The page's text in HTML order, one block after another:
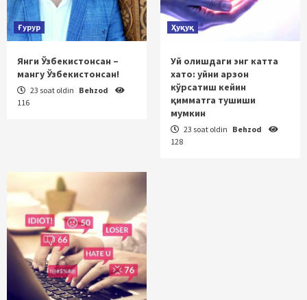
Ғурур
Янги Ўзбекистонсан –
мангу Ўзбекистонсан!
23 soat oldin Behzod
116
Ҳуқуқ
Уй олишдаги энг катта
хато: уйни арзон
кўрсатиш кейин
қимматга тушиши
мумкин
23 soat oldin Behzod
128